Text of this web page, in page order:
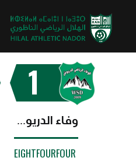
1
وفاء الدريوش
EIGHTFOURFOUR